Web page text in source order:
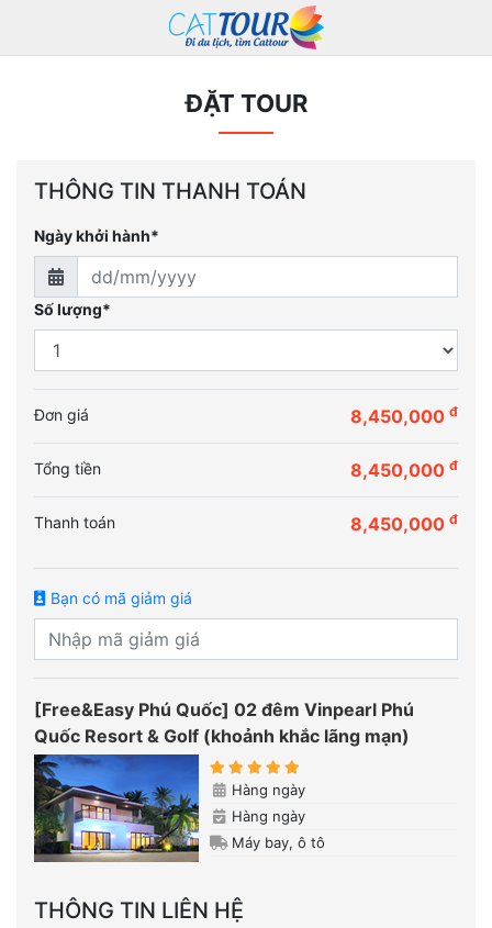
ĐẶT TOUR
THÔNG TIN LIÊN HỆ
THÔNG TIN THANH TOÁN
Ngày khởi hành*
Số lượng*
Đơn giá 8,450,000 đ
Tổng tiền 8,450,000 đ
Thanh toán 8,450,000 đ
Bạn có mã giảm giá
[Free&Easy Phú Quốc] 02 đêm Vinpearl Phú
Quốc Resort & Golf (khoảnh khắc lãng mạn)
Hàng ngày
Hàng ngày
Máy bay, ô tô